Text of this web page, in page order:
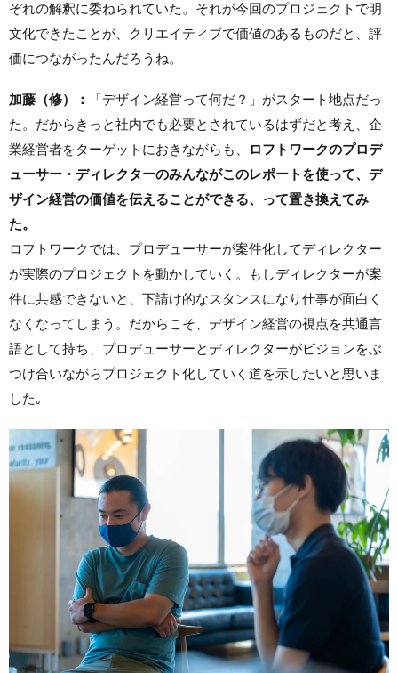
ぞれの解釈に委ねられていた。それが今回のプロジェクトで明
文化できたことが、クリエイティブで価値のあるものだと、評
価につながったんだろうね。
加藤（修）：
「デザイン経営って何だ？」がスタート地点だっ
た。だからきっと社内でも必要とされているはずだと考え、企
業経営者をターゲットにおきながらも、
ロフトワークのプロデ
ューサー・ディレクターのみんながこのレポートを使って、デ
ザイン経営の価値を伝えることができる、って置き換えてみ
た。
ロフトワークでは、プロデューサーが案件化してディレクター
が実際のプロジェクトを動かしていく。もしディレクターが案
件に共感できないと、下請け的なスタンスになり仕事が面白く
なくなってしまう。だからこそ、デザイン経営の視点を共通言
語として持ち、プロデューサーとディレクターがビジョンをぶ
つけ合いながらプロジェクト化していく道を示したいと思いま
した｡